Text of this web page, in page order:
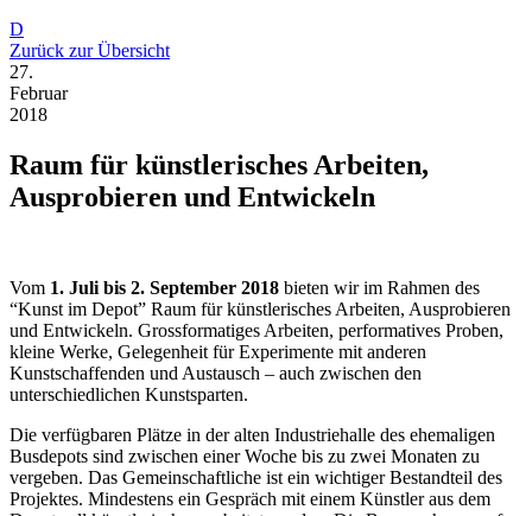
D
Zurück zur Übersicht
27.
Februar
2018
Raum für künstlerisches Arbeiten,
Ausprobieren und Entwickeln
Vom 1. Juli bis 2. September 2018 bieten wir im Rahmen des
“Kunst im Depot” Raum für künstlerisches Arbeiten, Ausprobieren
und Entwickeln. Grossformatiges Arbeiten, performatives Proben,
kleine Werke, Gelegenheit für Experimente mit anderen
Kunstschaffenden und Austausch – auch zwischen den
unterschiedlichen Kunstsparten.
Die verfügbaren Plätze in der alten Industriehalle des ehemaligen
Busdepots sind zwischen einer Woche bis zu zwei Monaten zu
vergeben. Das Gemeinschaftliche ist ein wichtiger Bestandteil des
Projektes. Mindestens ein Gespräch mit einem Künstler aus dem